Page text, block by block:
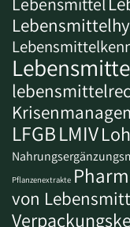
LFGBLMIV
Pflanzenextrakte
von